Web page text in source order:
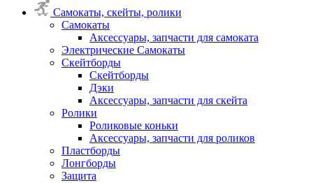
Самокаты, скейты, ролики
Самокаты
Аксессуары, запчасти для самоката
Электрические Самокаты
Скейтборды
Скейтборды
Дэки
Аксессуары, запчасти для скейта
Ролики
Роликовые коньки
Аксессуары, запчасти для роликов
Пластборды
Лонгборды
Защита